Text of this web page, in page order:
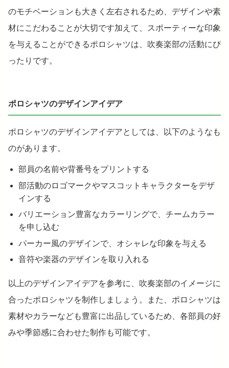
のモチベーションも大きく左右されるため、デザインや素
材にこだわることが大切です加えて、スポーティーな印象
を与えることができるポロシャツは、吹奏楽部の活動にぴ
ったりです。
ポロシャツのデザインアイデア
ポロシャツのデザインアイデアとしては、以下のようなも
のがあります。
部員の名前や背番号をプリントする
部活動のロゴマークやマスコットキャラクターをデザ
インする
バリエーション豊富なカラーリングで、チームカラー
を申し込む
パーカー風のデザインで、オシャレな印象を与える
音符や楽器のデザインを取り入れる
以上のデザインアイデアを参考に、吹奏楽部のイメージに
合ったポロシャツを制作しましょう。また、ポロシャツは
素材やカラーなども豊富に出品しているため、各部員の好
みや季節感に合わせた制作も可能です。